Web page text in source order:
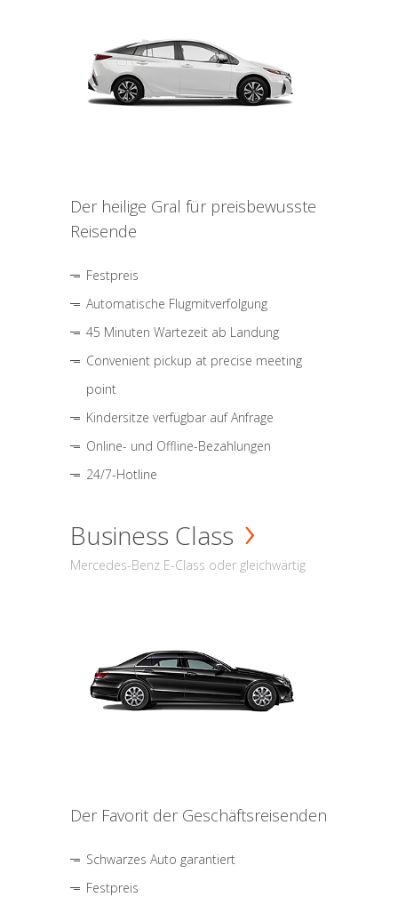
Der heilige Gral für preisbewusste
Reisende
Festpreis
Automatische Flugmitverfolgung
45 Minuten Wartezeit ab Landung
Convenient pickup at precise meeting
point
Kindersitze verfügbar auf Anfrage
Online- und Offline-Bezahlungen
24/7-Hotline
Business Class
Mercedes-Benz E-Class oder gleichwärtig
Der Favorit der Geschäftsreisenden
Schwarzes Auto garantiert
Festpreis